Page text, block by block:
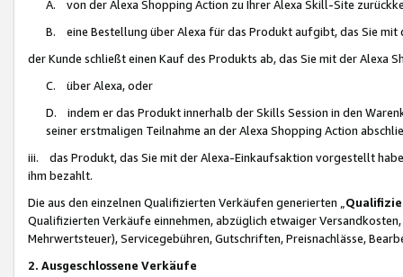
A. von der Alexa Shopping Action zu Ihrer Alexa Skill-Site
B. eine Bestellung über Alexa für das Produkt aufgibt, das Sie mit
der Kunde schließt einen Kauf des Produkts ab, das Sie mit der Alexa
C. über Alexa, oder
D. indem er das Produkt innerhalb der Skills Session in den
seiner erstmaligen Teilnahme an der Alexa Shopping Action
iii. das Produkt, das Sie mit der Alexa-Einkaufsaktion vorgestellt
ihm bezahlt.
Die aus den einzelnen Qualifizierten Verkäufen generierten „
Qualifizierten Verkäufe einnehmen, abzüglich etwaiger
Mehrwertsteuer), Servicegebühren, Gutschriften, Preisnachlässe,
2. Ausgeschlossene Verkäufe